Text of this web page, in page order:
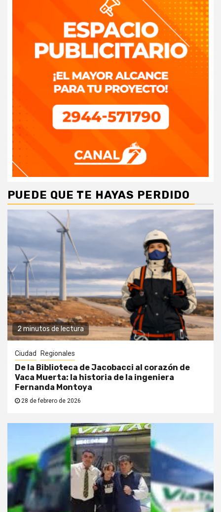
PUEDE QUE TE HAYAS PERDIDO
2 minutos de lectura
Ciudad Regionales
De la Biblioteca de Jacobacci al corazón de
Vaca Muerta: la historia de la ingeniera
Fernanda Montoya
28 de febrero de 2026